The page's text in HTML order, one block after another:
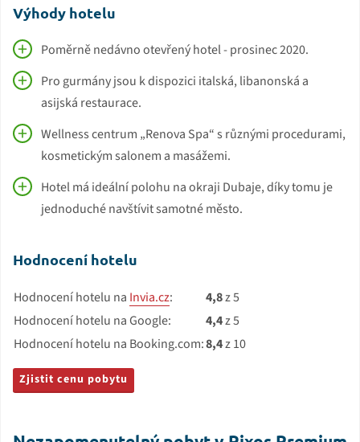
Výhody hotelu
Poměrně nedávno otevřený hotel - prosinec 2020.
Pro gurmány jsou k dispozici italská, libanonská a
asijská restaurace.
Wellness centrum „Renova Spa“ s různými procedurami,
kosmetickým salonem a masážemi.
Hotel má ideální polohu na okraji Dubaje, díky tomu je
jednoduché navštívit samotné město.
Hodnocení hotelu
Hodnocení hotelu na Invia.cz: 4,8z 5
Hodnocení hotelu na Google:
4,4z 5
Hodnocení hotelu na Booking.com:8,4z 10
Zjistit cenu pobytu